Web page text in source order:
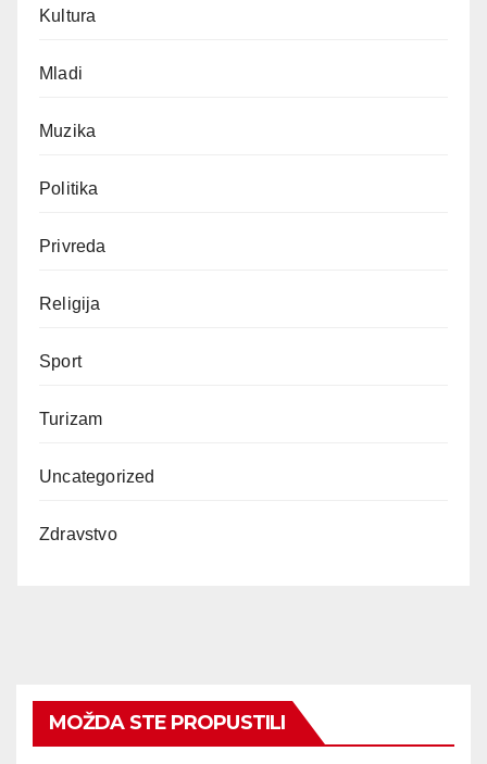
Kultura
Mladi
Muzika
Politika
Privreda
Religija
Sport
Turizam
Uncategorized
Zdravstvo
MOŽDA STE PROPUSTILI